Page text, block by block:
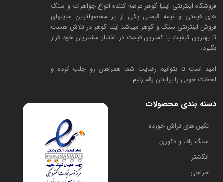
فروشگاه اینترنتی ایلیا گوهر عرضه کننده انواع جواهرات و سنگ
های قیمتی و نیمه قیمتی یکی از پر محصولترین سایتهای
فروش اینترنتی سنگ و گوهر میباشد ایلیا گوهر در تلاش هست
تا بهترین کیفیت با کمترین قیمت در اختیار مشتریان خود قرار
بگیرد.
امید است تا بتوانیم رضایت شما همراهان رو جلب کرده و
لحظات خوبی را برایتان رقم زنیم.
دسته بندی محصولات
​نگین های تراش خورده
سنگ راف و دکوری
انگشتر
حراجی